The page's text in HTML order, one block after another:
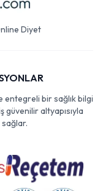
Diyet
entegreli bir sağlık bilgi
altyapısıyla